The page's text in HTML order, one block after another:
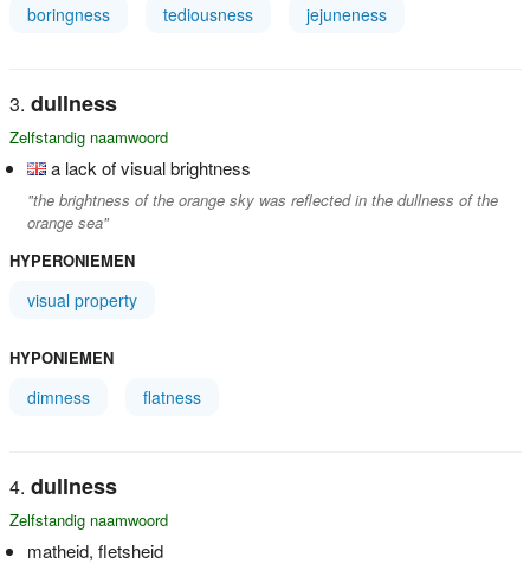
boringness tediousness jejuneness
dullness
Zelfstandig naamwoord
a lack of visual brightness
"the brightness of the orange sky was reflected in the dullness of the
orange sea"
HYPERONIEMEN
visual property
HYPONIEMEN
dimness flatness
dullness
Zelfstandig naamwoord
matheid, fletsheid